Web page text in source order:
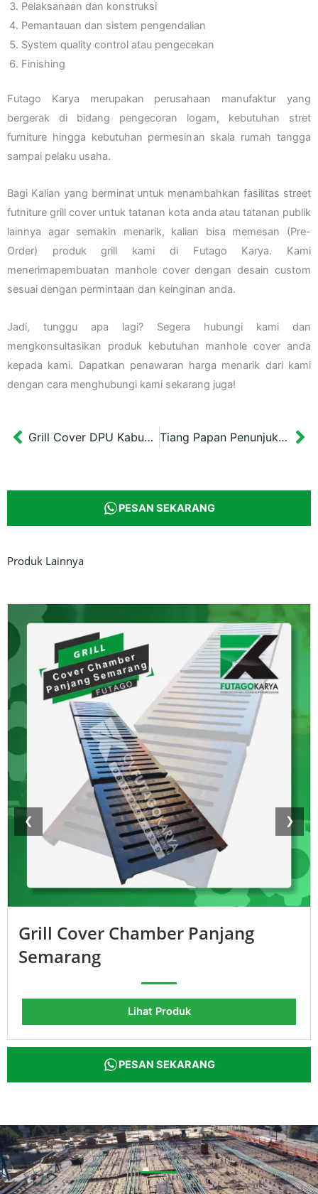
Pelaksanaan dan konstruksi
Pemantauan dan sistem pengendalian
System quality control atau pengecekan
Finishing
Futago Karya merupakan perusahaan manufaktur yang
bergerak di bidang pengecoran logam, kebutuhan stret
furniture hingga kebutuhan permesinan skala rumah tangga
sampai pelaku usaha.
Bagi Kalian yang berminat untuk menambahkan fasilitas street
futniture grill cover untuk tatanan kota anda atau tatanan publik
lainnya agar semakin menarik, kalian bisa memesan (Pre-
Order) produk grill kami di Futago Karya. Kami
menerimapembuatan manhole cover dengan desain custom
sesuai dengan permintaan dan keinginan anda.
Jadi, tunggu apa lagi? Segera hubungi kami dan
mengkonsultasikan produk kebutuhan manhole cover anda
kepada kami. Dapatkan penawaran harga menarik dari kami
dengan cara menghubungi kami sekarang juga!
Prev Grill Cover DPU Kabupaten Boyolali Tiang Papan Penunjuk Arah Antik
PESAN SEKARANG
Produk Lainnya
❮ ❯
Grill Cover Chamber Panjang
Semarang
Lihat Produk
PESAN SEKARANG